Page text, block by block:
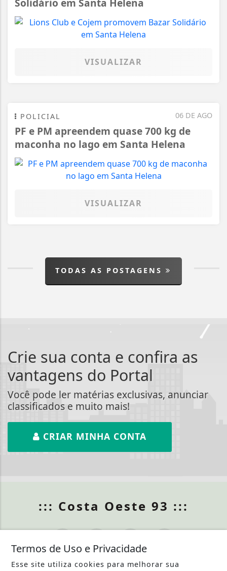
Solidário em Santa Helena
VISUALIZAR
06 DE AGO
POLICIAL
PF e PM apreendem quase 700 kg de
maconha no lago em Santa Helena
VISUALIZAR
TODAS AS POSTAGENS
Crie sua conta e confira as
vantagens do Portal
Você pode ler matérias exclusivas, anunciar
classificados e muito mais!
CRIAR MINHA CONTA
::: Costa Oeste 93 :::
Termos de Uso e Privacidade
Esse site utiliza cookies para melhorar sua